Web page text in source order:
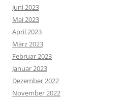
Juni 2023
Mai 2023
April 2023
März 2023
Februar 2023
Januar 2023
Dezember 2022
November 2022